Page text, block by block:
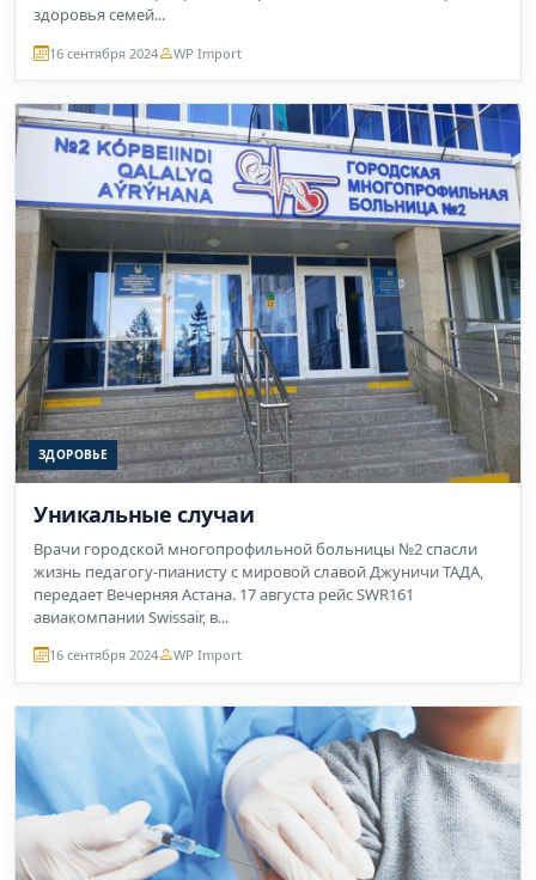
здоровья семей...
16 сентября 2024 WP Import
ЗДОРОВЬЕ
Уникальные случаи
Врачи городской многопрофильной больницы №2 спасли
жизнь педагогу-пианисту с мировой славой Джуничи ТАДА,
передает Вечерняя Астана. 17 августа рейс SWR161
авиакомпании Swissair, в...
16 сентября 2024 WP Import